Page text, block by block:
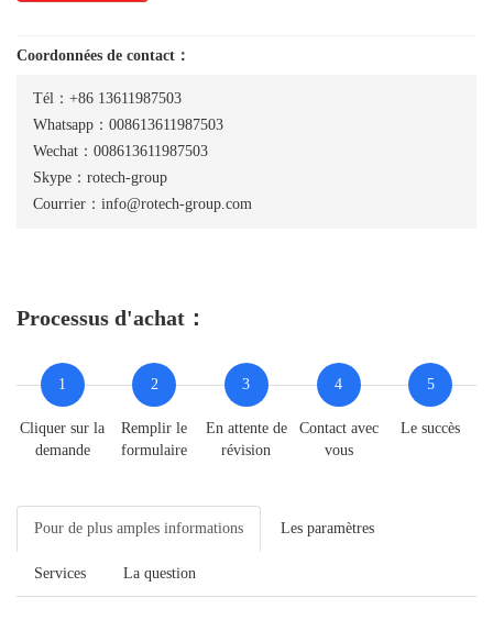
Coordonnées de contact：
Tél：+86 13611987503
Whatsapp：008613611987503
Wechat：008613611987503
Skype：rotech-group
Courrier：info@rotech-group.com
Processus d'achat：
1
Cliquer sur la
demande
2
Remplir le
formulaire
3
En attente de
révision
4
Contact avec
vous
5
Le succès
Pour de plus amples informations Les paramètres
Services La question